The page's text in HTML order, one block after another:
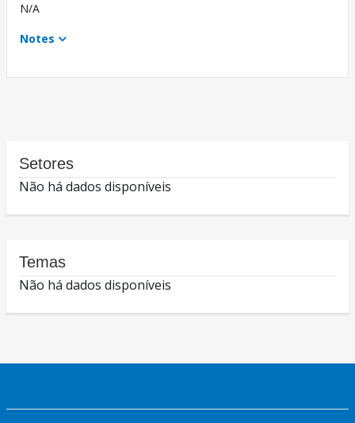
N/A
Notes
Setores
Não há dados disponíveis
Temas
Não há dados disponíveis